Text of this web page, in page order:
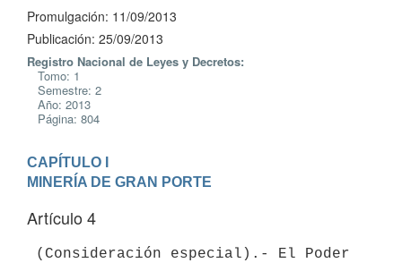
Promulgación: 11/09/2013
Publicación: 25/09/2013
Registro Nacional de Leyes y Decretos:
Tomo: 1
Semestre: 2
Año: 2013
Página: 804
CAPÍTULO I
MINERÍA DE GRAN PORTE
Artículo 4